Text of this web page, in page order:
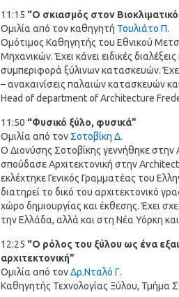
11:15 “Ο σκιασμός στον
Ομιλία από τον καθηγητή Τουλιάτο Π.
Ομότιμος Καθηγητής του Εθνικού
Μηχανικών. Έχει κάνει ειδικές
συμπεριφορά ξύλινων κατασκευών.
– ανακαινίσεις παλαιών κατασκευών
Head of department of Architecture
11:50 “Φυσικό ξύλο, φυσικά”
Ομιλία από τον Σοτοβίκη Δ.
Ο Διονύσης Σοτοβίκης γεννήθηκε
σπούδασε Αρχιτεκτονική στην
εκλέχτηκε Γενικός Γραμματέας του
διατηρεί το δικό του αρχιτεκτονικό
χώρο δημιουργίας και έκθεσης. Έχει
την Ελλάδα, αλλά και στη Νέα Υόρκη
12:25 “Ο ρόλος του ξύλου ως ένα
αρχιτεκτονική”
Ομιλία από τονΔρ.Νταλό Γ.
Καθηγητής Τεχνολογίας Ξύλου, Τμήμα